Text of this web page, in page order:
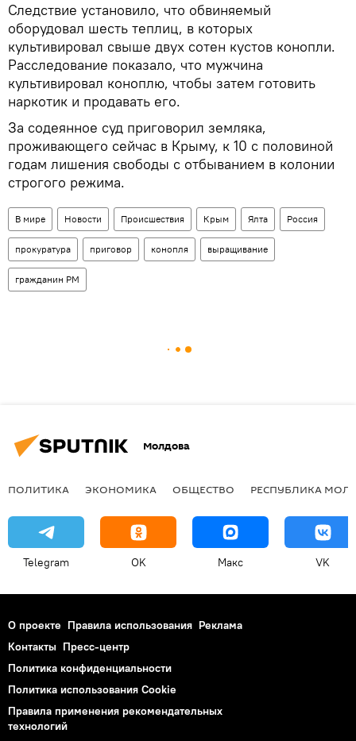
Следствие установило, что обвиняемый
оборудовал шесть теплиц, в которых
культивировал свыше двух сотен кустов конопли.
Расследование показало, что мужчина
культивировал коноплю, чтобы затем готовить
наркотик и продавать его.
За содеянное суд приговорил земляка,
проживающего сейчас в Крыму, к 10 с половиной
годам лишения свободы с отбыванием в колонии
строгого режима.
В мире Новости Происшествия Крым Ялта Россия
прокуратура приговор конопля выращивание
гражданин РМ
Молдова
ПОЛИТИКА ЭКОНОМИКА ОБЩЕСТВО РЕСПУБЛИКА
Telegram OK Макс VK
О проекте Правила использования Реклама
Контакты Пресс-центр
Политика конфиденциальности
Политика использования Cookie
Правила применения рекомендательных
технологий